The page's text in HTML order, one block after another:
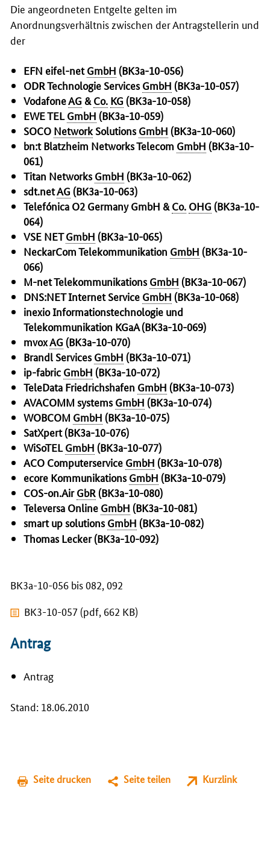
Die angeordneten Entgelte gelten im
Anordnungsverhältnis zwischen der Antragstellerin und
der
EFN eifel-netGmbH (BK3a-10-056)
ODR Technologie Services GmbH (BK3a-10-057)
VodafoneAG & Co. KG (BK3a-10-058)
EWE TEL GmbH (BK3a-10-059)
SOCO Network Solutions GmbH (BK3a-10-060)
bn:t Blatzheim Networks Telecom GmbH (BK3a-10-
061)
Titan Networks GmbH (BK3a-10-062)
sdt.netAG (BK3a-10-063)
Telefónica O2 Germany GmbH & Co. OHG (BK3a-10-
064)
VSE NETGmbH (BK3a-10-065)
NeckarCom Telekommunikation GmbH (BK3a-10-
066)
M-net Telekommunikations GmbH (BK3a-10-067)
DNS:NET Internet Service GmbH (BK3a-10-068)
inexio Informationstechnologie und
Telekommunikation KGaA (BK3a-10-069)
mvoxAG (BK3a-10-070)
Brandl Services GmbH (BK3a-10-071)
ip-fabric GmbH (BK3a-10-072)
TeleData Friedrichshafen GmbH (BK3a-10-073)
AVACOMM systems GmbH (BK3a-10-074)
WOBCOM GmbH (BK3a-10-075)
SatXpert (BK3a-10-076)
WiSoTEL GmbH (BK3a-10-077)
ACO Computerservice GmbH (BK3a-10-078)
ecore Kommunikations GmbH (BK3a-10-079)
COS-on.Air GbR (BK3a-10-080)
Televersa Online GmbH (BK3a-10-081)
smart up solutions GmbH (BK3a-10-082)
Thomas Lecker (BK3a-10-092)
BK3a-10-056 bis 082, 092
BK3-10-057 (pdf, 662 KB)
Antrag
Antrag
Stand: 18.06.2010
Seite drucken Seite teilen Kurzlink